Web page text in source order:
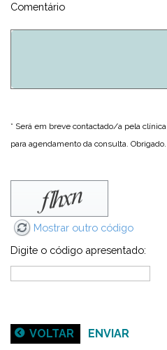
Comentário
* Será em breve contactado/a pela clínica
para agendamento da consulta. Obrigado.
Mostrar outro código
Digite o código apresentado:
VOLTAR ENVIAR